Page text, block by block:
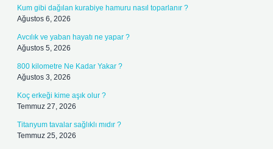
Kum gibi dağılan kurabiye hamuru nasıl toparlanır ?
Ağustos 6, 2026
Avcılık ve yaban hayatı ne yapar ?
Ağustos 5, 2026
800 kilometre Ne Kadar Yakar ?
Ağustos 3, 2026
Koç erkeği kime aşık olur ?
Temmuz 27, 2026
Titanyum tavalar sağlıklı mıdır ?
Temmuz 25, 2026